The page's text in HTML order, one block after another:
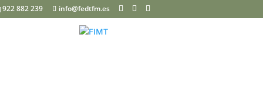
922 882 239 info@fedtfm.es